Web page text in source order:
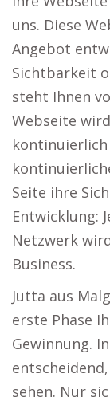
uns. Diese
Angebot
Sichtbarkeit
steht Ihnen
Webseite
Seite ihre
Entwicklung:
Netzwerk
Business.
Jutta aus
erste Phase
Gewinnung.
sehen. Nur